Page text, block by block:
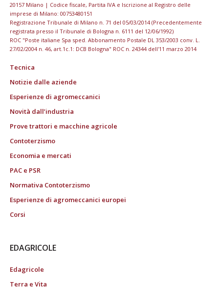
20157 Milano | Codice fiscale, Partita IVA e Iscrizione al Registro delle
imprese di Milano: 00753480151
Registrazione Tribunale di Milano n. 71 del 05/03/2014 (Precedentemente
registrata presso il Tribunale di Bologna n. 6111 del 12/06/1992)
ROC "Poste italiane Spa sped. Abbonamento Postale DL 353/2003 conv. L.
27/02/2004 n. 46, art.1c.1: DCB Bologna" ROC n. 24344 dell'11 marzo 2014
Tecnica
Notizie dalle aziende
Esperienze di agromeccanici
Novità dall’industria
Prove trattori e macchine agricole
Contoterzismo
Economia e mercati
PAC e PSR
Normativa Contoterzismo
Esperienze di agromeccanici europei
Corsi
EDAGRICOLE
Edagricole
Terra e Vita